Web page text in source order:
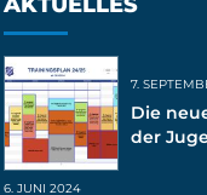
7.
Die
der
6. JUNI 2024